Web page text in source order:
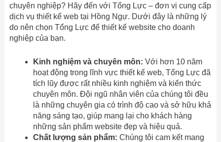
chuyên nghiệp? Hãy đến với Tổng Lực – đơn vị cung cấp
dịch vụ thiết kế web tại Hồng Ngự. Dưới đây là những lý
do nên chọn Tổng Lực để thiết kế website cho doanh
nghiệp của bạn.
Kinh nghiệm và chuyên môn: Với hơn 10 năm
hoạt động trong lĩnh vực thiết kế web, Tổng Lực đã
tích lũy được rất nhiều kinh nghiệm và kiến thức
chuyên môn. Đội ngũ nhân viên của chúng tôi đều
là những chuyên gia có trình độ cao và sở hữu khả
năng sáng tạo, giúp mang lại cho khách hàng
những sản phẩm website đẹp và hiệu quả.
Chất lượng sản phẩm: Chúng tôi cam kết mang